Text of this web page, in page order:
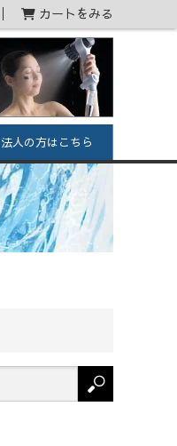
カートをみる
法人の方はこちら